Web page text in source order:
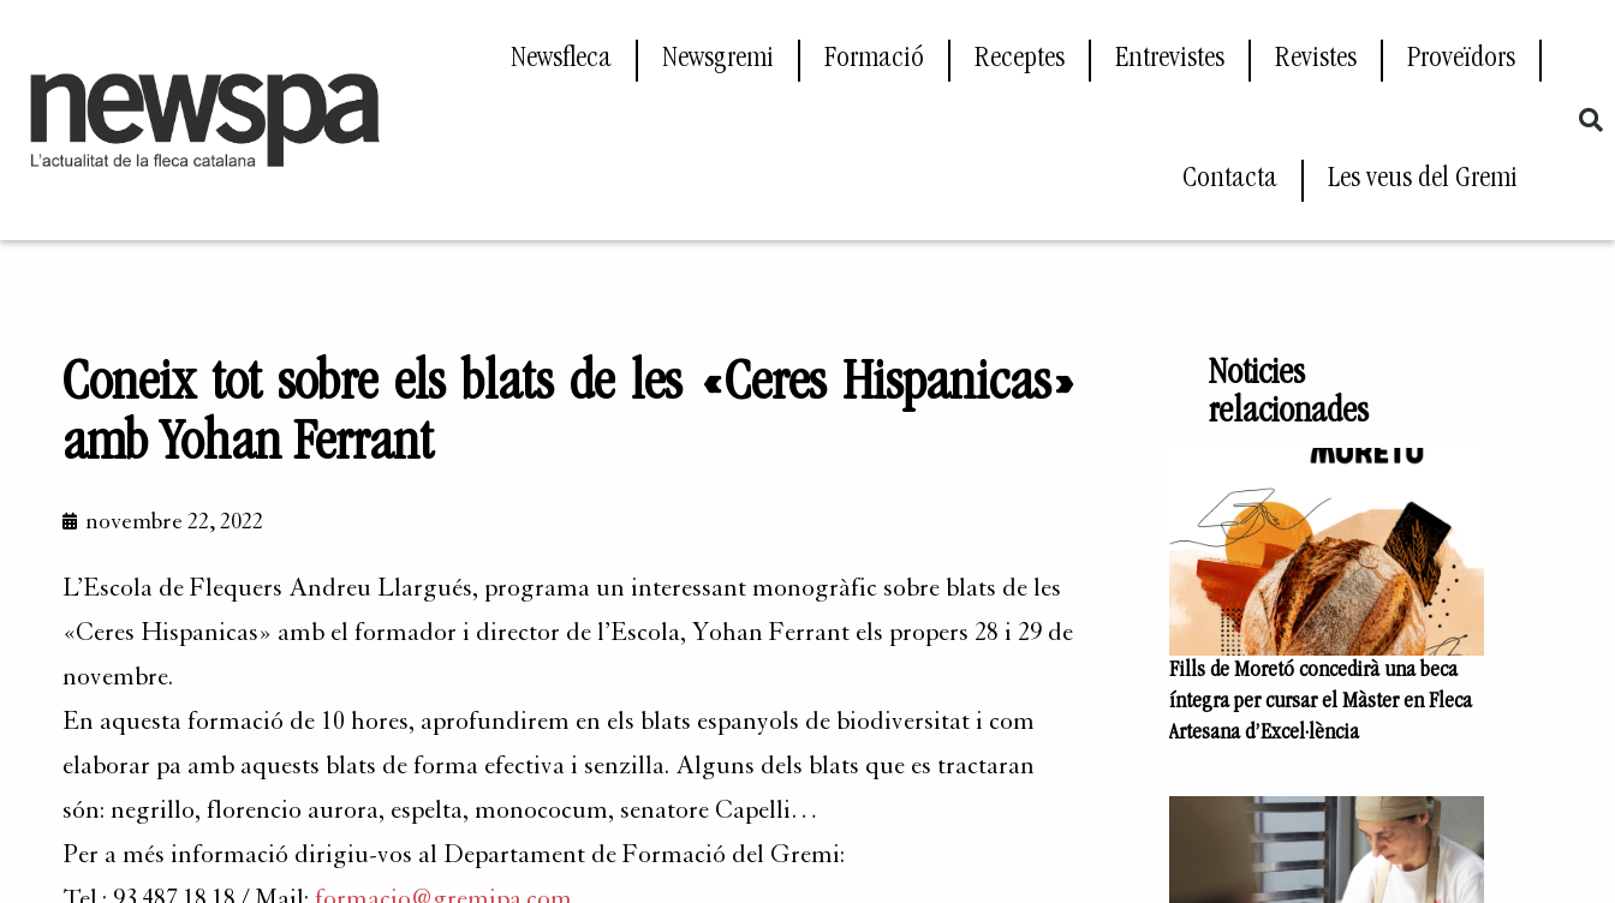
Newsfleca Newsgremi Formació Receptes Entrevistes Revistes Proveïdors
Contacta Les veus del Gremi
Coneix tot sobre els blats de les «Ceres Hispanicas»
amb Yohan Ferrant
novembre 22, 2022
L’Escola de Flequers Andreu Llargués, programa un interessant monogràfic sobre blats de les
«Ceres Hispanicas» amb el formador i director de l’Escola, Yohan Ferrant els propers 28 i 29 de
novembre.
En aquesta formació de 10 hores, aprofundirem en els blats espanyols de biodiversitat i com
elaborar pa amb aquests blats de forma efectiva i senzilla. Alguns dels blats que es tractaran
són: negrillo, florencio aurora, espelta, monococum, senatore Capelli…
Per a més informació dirigiu-vos al Departament de Formació del Gremi:
Noticies
relacionades
Fills de Moretó concedirà una beca
íntegra per cursar el Màster en Fleca
Artesana d’Excel·lència